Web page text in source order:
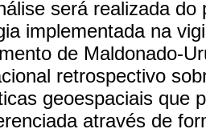
será realizada
implementada na
de Maldonado-
retrospectivo
geoespaciais que
através de